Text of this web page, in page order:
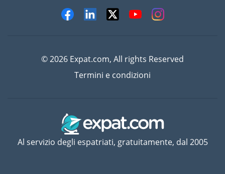
© 2026 Expat.com, All rights Reserved
Termini e condizioni
Al servizio degli espatriati, gratuitamente, dal 2005